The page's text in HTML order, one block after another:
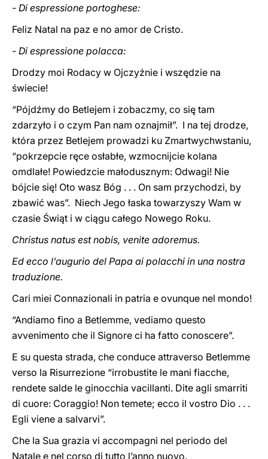
- Di espressione portoghese:
Feliz Natal na paz e no amor de Cristo.
- Di espressione polacca:
Drodzy moi Rodacy w Ojczyźnie i wszędzie na
świecie!
“Pójdźmy do Betlejem i zobaczmy, co się tam
zdarzyło i o czym Pan nam oznajmił”. I na tej drodze,
która przez Betlejem prowadzi ku Zmartwychwstaniu,
“pokrzepcie ręce osłabłe, wzmocnijcie kolana
omdlałe! Powiedzcie małodusznym: Odwagi! Nie
bójcie się! Oto wasz Bóg . . . On sam przychodzi, by
zbawić was”. Niech Jego łaska towarzyszy Wam w
czasie Świąt i w ciągu całego Nowego Roku.
Christus natus est nobis, venite adoremus.
Ed ecco l’augurio del Papa ai polacchi in una nostra
traduzione.
Cari miei Connazionali in patria e ovunque nel mondo!
“Andiamo fino a Betlemme, vediamo questo
avvenimento che il Signore ci ha fatto conoscere”.
E su questa strada, che conduce attraverso Betlemme
verso la Risurrezione “irrobustite le mani fiacche,
rendete salde le ginocchia vacillanti. Dite agli smarriti
di cuore: Coraggio! Non temete; ecco il vostro Dio . . .
Egli viene a salvarvi”.
Che la Sua grazia vi accompagni nel periodo del
Natale e nel corso di tutto l’anno nuovo.